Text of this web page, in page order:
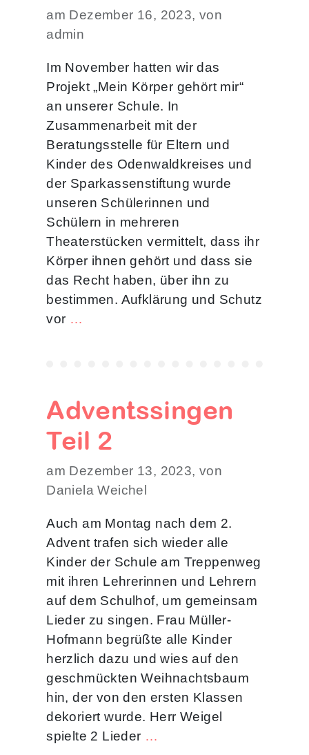
am Dezember 16, 2023, von
admin
Im November hatten wir das
Projekt „Mein Körper gehört mir“
an unserer Schule. In
Zusammenarbeit mit der
Beratungsstelle für Eltern und
Kinder des Odenwaldkreises und
der Sparkassenstiftung wurde
unseren Schülerinnen und
Schülern in mehreren
Theaterstücken vermittelt, dass ihr
Körper ihnen gehört und dass sie
das Recht haben, über ihn zu
bestimmen. Aufklärung und Schutz
vor …
Adventssingen
Teil 2
am Dezember 13, 2023, von
Daniela Weichel
Auch am Montag nach dem 2.
Advent trafen sich wieder alle
Kinder der Schule am Treppenweg
mit ihren Lehrerinnen und Lehrern
auf dem Schulhof, um gemeinsam
Lieder zu singen. Frau Müller-
Hofmann begrüßte alle Kinder
herzlich dazu und wies auf den
geschmückten Weihnachtsbaum
hin, der von den ersten Klassen
dekoriert wurde. Herr Weigel
spielte 2 Lieder …